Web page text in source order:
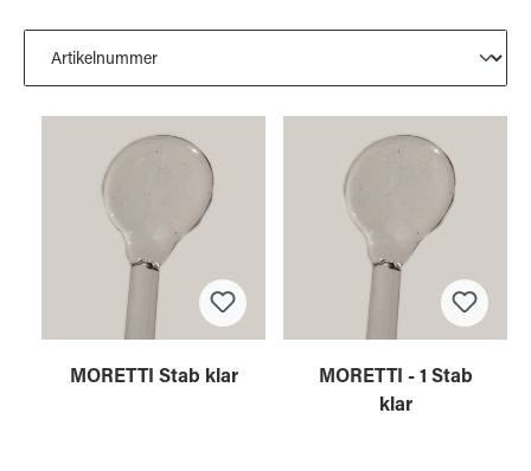
MORETTI Stab klar
MORETTI - 1 Stab
klar